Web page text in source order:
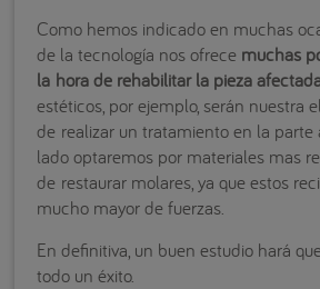
Como hemos indicado en muchas
de la tecnología nos ofrece muchas
la hora de rehabilitar la pieza
estéticos, por ejemplo, serán nuestra
de realizar un tratamiento en la parte
lado optaremos por materiales mas
de restaurar molares, ya que estos
mucho mayor de fuerzas.
En definitiva, un buen estudio hará
todo un éxito.